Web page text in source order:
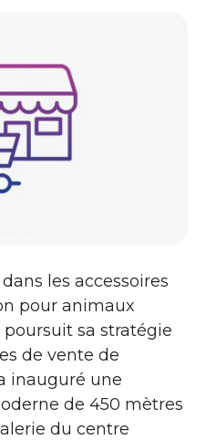
les accessoires
pour animaux
poursuit sa stratégie
de vente de
inauguré une
de 450 mètres
du centre